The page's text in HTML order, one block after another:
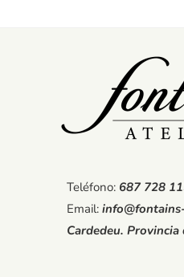
Teléfono: 687 728
Email:
Cardedeu. Provincia